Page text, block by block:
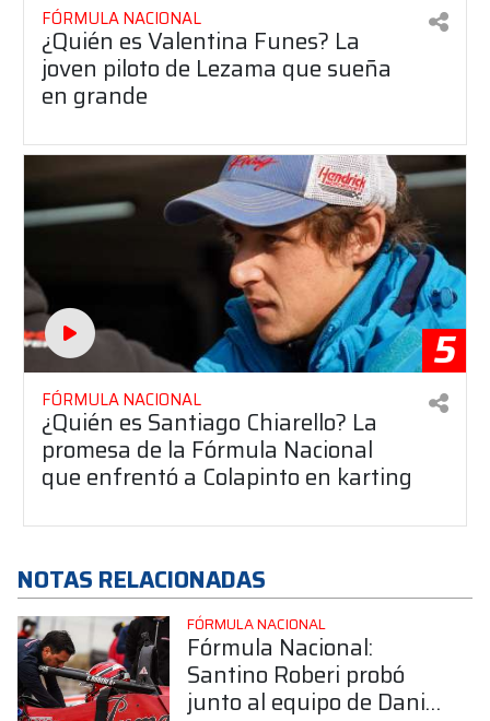
FÓRMULA NACIONAL
¿Quién es Valentina Funes? La
joven piloto de Lezama que sueña
en grande
5
FÓRMULA NACIONAL
¿Quién es Santiago Chiarello? La
promesa de la Fórmula Nacional
que enfrentó a Colapinto en karting
NOTAS RELACIONADAS
FÓRMULA NACIONAL
Fórmula Nacional:
Santino Roberi probó
junto al equipo de Daniel